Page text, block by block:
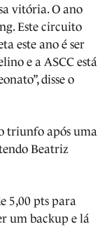
vitória. O ano
Este circuito
este ano é ser
e a ASCC está
disse o
triunfo após uma
Beatriz
5,00 pts para
um backup e lá